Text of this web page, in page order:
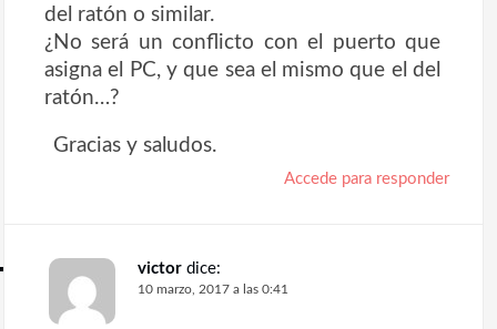
del ratón o similar.
¿No será un conflicto con el puerto que
asigna el PC, y que sea el mismo que el del
ratón…?
Gracias y saludos.
Accede para responder
victor dice:
10 marzo, 2017 a las 0:41